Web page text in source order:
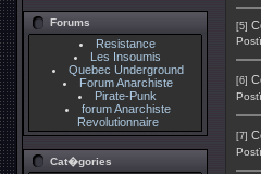
Forums
Resistance
Les Insoumis
Quebec Underground
Forum Anarchiste
Pirate-Punk
forum Anarchiste
Revolutionnaire
Cat�gories
[5]
[6]
[7]